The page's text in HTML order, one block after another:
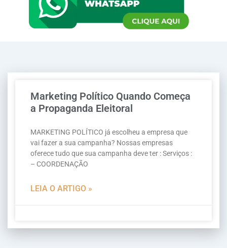
Marketing Político Quando Começa
a Propaganda Eleitoral
MARKETING POLÍTICO já escolheu a empresa que
vai fazer a sua campanha? Nossas empresas
oferece tudo que sua campanha deve ter : Serviços :
– COORDENAÇÃO
LEIA O ARTIGO »